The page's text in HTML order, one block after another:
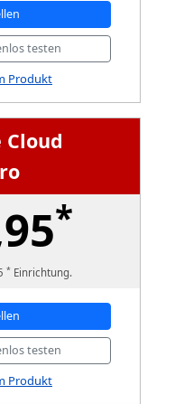
testen
Produkt
*
* Einrichtung.
testen
Produkt